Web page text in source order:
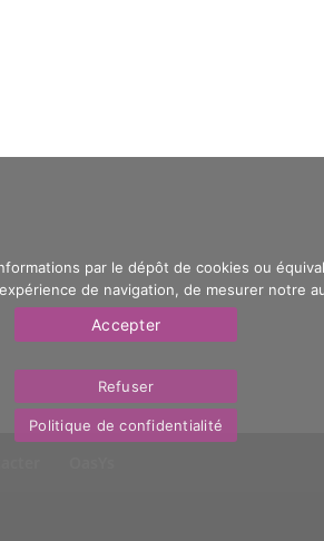
par le dépôt de cookies ou
de navigation, de mesurer notre
Accepter
Refuser
Politique de confidentialité